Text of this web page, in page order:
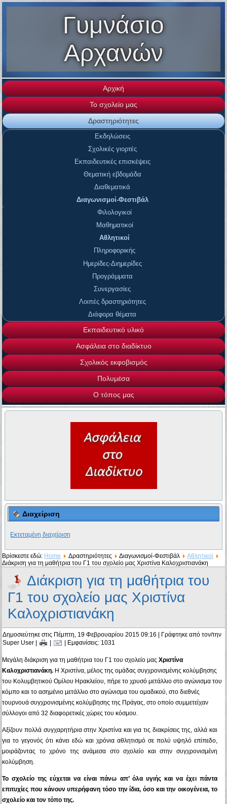
Γυμνάσιο
Αρχανών
Αρχική
Το σχολείο μας
Δραστηριότητες
Εκδηλώσεις
Σχολικές γιορτές
Εκπαιδευτικές επισκέψεις
Θεματική εβδομάδα
Διαθεματικά
Διαγωνισμοί-Φεστιβάλ
Φιλολογικοί
Μαθηματικοί
Αθλητικοί
Πληροφορικής
Ημερίδες-Διημερίδες
Προγράμματα
Συνεργασίες
Λοιπές δραστηριότητες
Διάφορα θέματα
Εκπαιδευτικό υλικό
Ασφάλεια στο διαδίκτυο
Σχολικός εκφοβισμός
Πολυμέσα
Ο τόπος μας
Διαχείριση
Εκτεταμένη διαχείριση
Βρίσκεστε εδώ: Home Δραστηριότητες Διαγωνισμοί-Φεστιβάλ
Αθλητικοί
Διάκριση για τη μαθήτρια του Γ1 του σχολείο μας Χριστίνα Καλοχριστιανάκη
Διάκριση για τη μαθήτρια του
Γ1 του σχολείο μας Χριστίνα
Καλοχριστιανάκη
Δημοσιεύτηκε στις Πέμπτη, 19 Φεβρουαρίου 2015 09:16 | Γράφτηκε από τον/την
Super User
| Εμφανίσεις: 1031
Μεγάλη διάκριση για τη μαθήτρια του Γ1 του σχολείο μαςΧριστίνα
Καλοχριστιανάκη. Η Χριστίνα, μέλος της ομάδας συγχρονισμένης κολύμβησης
του Κολυμβητικού Ομίλου Ηρακλείου, πήρε το χρυσό μετάλλιο στο αγώνισμα του
κόμπο και το ασημένιο μετάλλιο στο αγώνισμα του ομαδικού, στο διεθνές
τουρνουά συγχρονισμένης κολύμβησης της Πράγας, στο οποίο συμμετείχαν
σύλλογοι από 32 διαφορετικές χώρες του κόσμου.
Αξίζουν πολλά συγχαρητήρια στην Χριστίνα και για τις διακρίσεις της, αλλά και
για το γεγονός ότι κάνει εδώ και χρόνια αθλητισμό σε πολύ υψηλό επίπεδο,
μοιράζοντας το χρόνο της ανάμεσα στο σχολείο και στην συγχρονισμένη
κολύμβηση.
Το σχολείο της εύχεται να είναι πάνω απ’ όλα υγιής και να έχει πάντα
επιτυχίες που κάνουν υπερήφανη τόσο την ίδια, όσο και την οικογένεια, το
σχολείο και τον τόπο της.